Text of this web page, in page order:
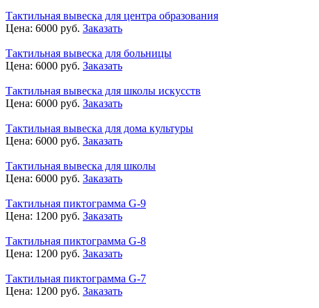
Тактильная вывеска для центра образования
Цена: 6000 руб. Заказать
Тактильная вывеска для больницы
Цена: 6000 руб. Заказать
Тактильная вывеска для школы искусств
Цена: 6000 руб. Заказать
Тактильная вывеска для дома культуры
Цена: 6000 руб. Заказать
Тактильная вывеска для школы
Цена: 6000 руб. Заказать
Тактильная пиктограмма G-9
Цена: 1200 руб. Заказать
Тактильная пиктограмма G-8
Цена: 1200 руб. Заказать
Тактильная пиктограмма G-7
Цена: 1200 руб. Заказать